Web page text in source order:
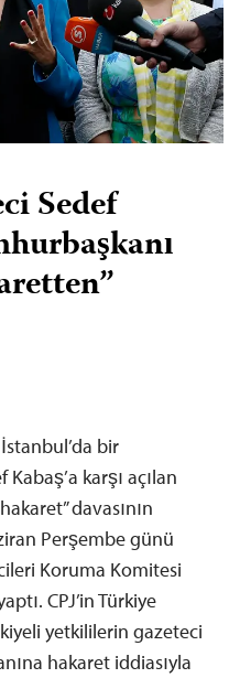
Sedef
bir
karşı açılan
davasının
Perşembe günü
Koruma Komitesi
CPJ’in Türkiye
yetkililerin gazeteci
hakaret iddiasıyla